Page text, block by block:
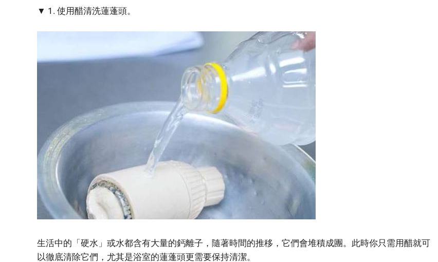
▼ 1. 使用醋清洗蓮蓬頭。
生活中的「硬水」或水都含有大量的鈣離子，隨著時間的推移，它們會堆積成團。此時你只需用醋就可
以徹底清除它們，尤其是浴室的蓮蓬頭更需要保持清潔。